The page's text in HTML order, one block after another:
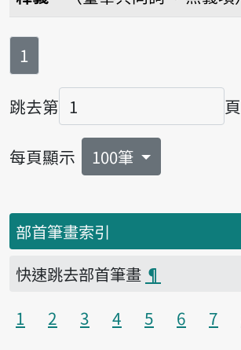
第
1
跳去第
頁碼
頁
每頁顯示 100筆
部首筆畫索引
快速跳去部首筆畫 ¶
1
2 3 4 5 6 7